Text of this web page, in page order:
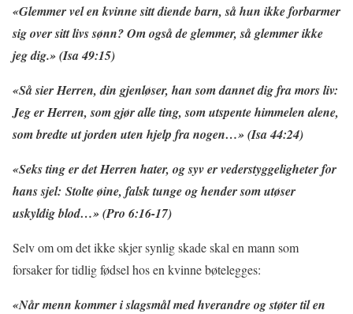
«Glemmer vel en kvinne sitt diende barn, så hun ikke forbarmer
sig over sitt livs sønn? Om også de glemmer, så glemmer ikke
jeg dig.» (Isa 49:15)
«Så sier Herren, din gjenløser, han som dannet dig fra mors liv:
Jeg er Herren, som gjør alle ting, som utspente himmelen alene,
som bredte ut jorden uten hjelp fra nogen…» (Isa 44:24)
«Seks ting er det Herren hater, og syv er vederstyggeligheter for
hans sjel: Stolte øine, falsk tunge og hender som utøser
uskyldig blod…» (Pro 6:16-17)
Selv om om det ikke skjer synlig skade skal en mann som
forsaker for tidlig fødsel hos en kvinne bøtelegges:
«Når menn kommer i slagsmål med hverandre og støter til en